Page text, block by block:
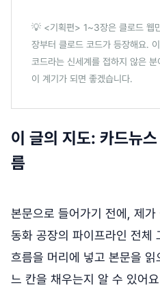
💡 <기획편> 1~3장은 클로드 웹
장부터 클로드 코드가 등장해요.
코드라는 신세계를 접하지 않은
이 계기가 되면 좋겠습니다.
이 글의 지도: 카드뉴
름
본문으로 들어가기 전에, 제
동화 공장의 파이프라인 전체
흐름을 머리에 넣고 본문을
느 칸을 채우는지 알 수 있어